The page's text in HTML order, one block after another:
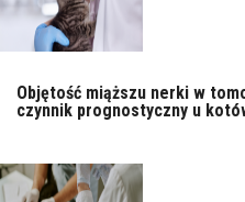
Objętość miąższu nerki w
czynnik prognostyczny u